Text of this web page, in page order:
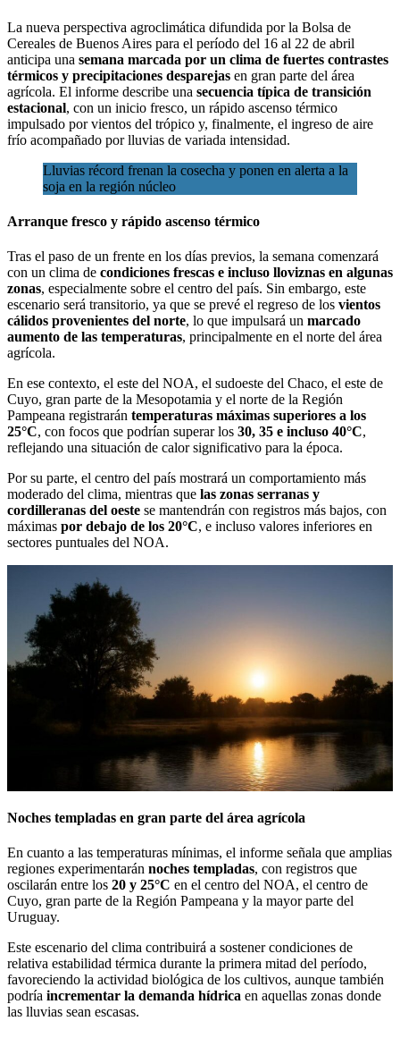
La nueva perspectiva agroclimática difundida por la Bolsa de
Cereales de Buenos Aires para el período del 16 al 22 de abril
anticipa una semana marcada por un clima de fuertes contrastes
térmicos y precipitaciones desparejas en gran parte del área
agrícola. El informe describe una secuencia típica de transición
estacional, con un inicio fresco, un rápido ascenso térmico
impulsado por vientos del trópico y, finalmente, el ingreso de aire
frío acompañado por lluvias de variada intensidad.
Lluvias récord frenan la cosecha y ponen en alerta a la
soja en la región núcleo
Arranque fresco y rápido ascenso térmico
Tras el paso de un frente en los días previos, la semana comenzará
con un clima de condiciones frescas e incluso lloviznas en algunas
zonas, especialmente sobre el centro del país. Sin embargo, este
escenario será transitorio, ya que se prevé el regreso de los vientos
cálidos provenientes del norte, lo que impulsará un marcado
aumento de las temperaturas, principalmente en el norte del área
agrícola.
En ese contexto, el este del NOA, el sudoeste del Chaco, el este de
Cuyo, gran parte de la Mesopotamia y el norte de la Región
Pampeana registrarán temperaturas máximas superiores a los
25°C, con focos que podrían superar los 30, 35 e incluso 40°C,
reflejando una situación de calor significativo para la época.
Por su parte, el centro del país mostrará un comportamiento más
moderado del clima, mientras que las zonas serranas y
cordilleranas del oeste se mantendrán con registros más bajos, con
máximas por debajo de los 20°C, e incluso valores inferiores en
sectores puntuales del NOA.
Noches templadas en gran parte del área agrícola
En cuanto a las temperaturas mínimas, el informe señala que amplias
regiones experimentarán noches templadas, con registros que
oscilarán entre los 20 y 25°C en el centro del NOA, el centro de
Cuyo, gran parte de la Región Pampeana y la mayor parte del
Uruguay.
Este escenario del clima contribuirá a sostener condiciones de
relativa estabilidad térmica durante la primera mitad del período,
favoreciendo la actividad biológica de los cultivos, aunque también
podría incrementar la demanda hídrica en aquellas zonas donde
las lluvias sean escasas.